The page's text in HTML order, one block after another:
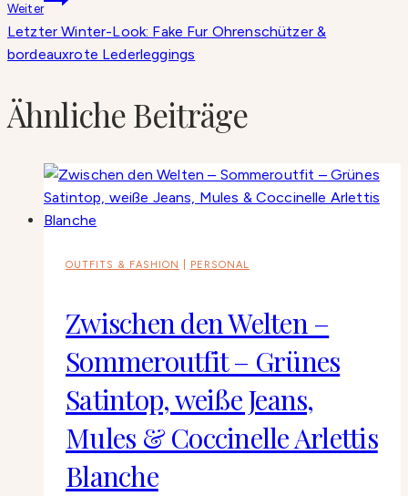
Weiter
Letzter Winter-Look: Fake Fur Ohrenschützer &
bordeauxrote Lederleggings
Ähnliche Beiträge
OUTFITS & FASHION PERSONAL
Zwischen den Welten –
Sommeroutfit – Grünes
Satintop, weiße Jeans,
Mules & Coccinelle Arlettis
Blanche